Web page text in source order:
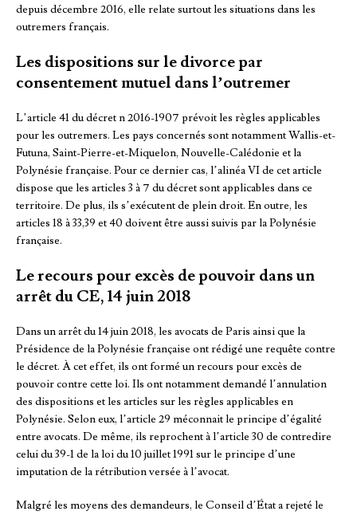
depuis décembre 2016, elle relate surtout les situations dans les
outremers français.
Les dispositions sur le divorce par
consentement mutuel dans l’outremer
L’article 41 du décret n 2016-1907 prévoit les règles applicables
pour les outremers. Les pays concernés sont notamment Wallis-et-
Futuna, Saint-Pierre-et-Miquelon, Nouvelle-Calédonie et la
Polynésie française. Pour ce dernier cas, l’alinéa VI de cet article
dispose que les articles 3 à 7 du décret sont applicables dans ce
territoire. De plus, ils s’exécutent de plein droit. En outre, les
articles 18 à 33,39 et 40 doivent être aussi suivis par la Polynésie
française.
Le recours pour excès de pouvoir dans un
arrêt du CE, 14 juin 2018
Dans un arrêt du 14 juin 2018, les avocats de Paris ainsi que la
Présidence de la Polynésie française ont rédigé une requête contre
le décret. À cet effet, ils ont formé un recours pour excès de
pouvoir contre cette loi. Ils ont notamment demandé l’annulation
des dispositions et les articles sur les règles applicables en
Polynésie. Selon eux, l’article 29 méconnait le principe d’égalité
entre avocats. De même, ils reprochent à l’article 30 de contredire
celui du 39-1 de la loi du 10 juillet 1991 sur le principe d’une
imputation de la rétribution versée à l’avocat.
Malgré les moyens des demandeurs, le Conseil d’État a rejeté le